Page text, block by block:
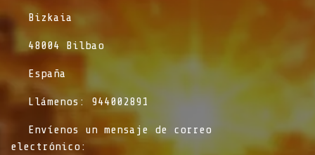
​Bizkaia
​48004 Bilbao
​España
​Llámenos: 944002891
​Envíenos un mensaje de correo
electrónico: